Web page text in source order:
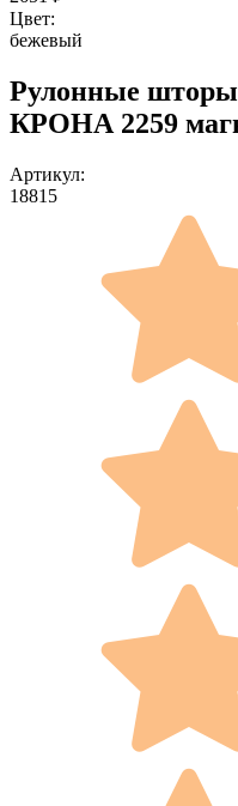
Цвет:
бежевый
Рулонные
КРОНА 2259
Артикул:
18815